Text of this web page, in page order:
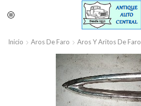
Inicio Aros De Faro Aros Y Aritos De Faro